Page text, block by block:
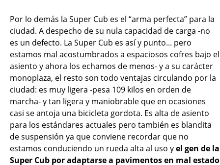
Por lo demás la Super Cub es el “arma perfecta” para la
ciudad. A despecho de su nula capacidad de carga -no
es un defecto. La Super Cub es así y punto... pero
estamos mal acostumbrados a espaciosos cofres bajo el
asiento y ahora los echamos de menos- y a su carácter
monoplaza, el resto son todo ventajas circulando por la
ciudad: es muy ligera -pesa 109 kilos en orden de
marcha- y tan ligera y maniobrable que en ocasiones
casi se antoja una bicicleta gordota. Es alta de asiento
para los estándares actuales pero también es blandita
de suspensión ya que conviene recordar que no
estamos conduciendo un rueda alta al uso yel gen de la
Super Cub por adaptarse a pavimentos en mal estado